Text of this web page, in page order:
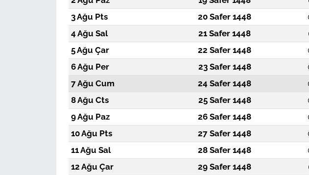
3 Ağu Pts
20 Safer 1448
4 Ağu Sal
21 Safer 1448
5 Ağu Çar
22 Safer 1448
6 Ağu Per
23 Safer 1448
7 Ağu Cum
24 Safer 1448
8 Ağu Cts
25 Safer 1448
9 Ağu Paz
26 Safer 1448
10 Ağu Pts
27 Safer 1448
11 Ağu Sal
28 Safer 1448
12 Ağu Çar
29 Safer 1448